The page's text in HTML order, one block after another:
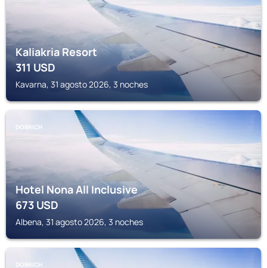
Kaliakria Resort
311USD
Kavarna, 31 agosto 2026, 3 noches
DOBRICH
Hotel Nona All Inclusive
673USD
Albena, 31 agosto 2026, 3 noches
DOBRICH